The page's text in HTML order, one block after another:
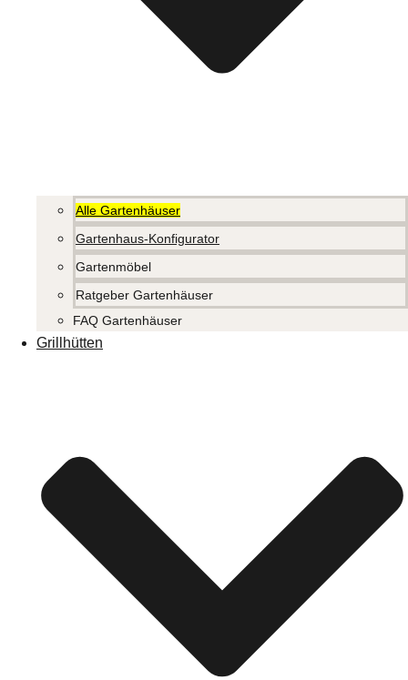
Alle Gartenhäuser
Gartenhaus-Konfigurator
Gartenmöbel
Ratgeber Gartenhäuser
FAQ Gartenhäuser
Grillhütten